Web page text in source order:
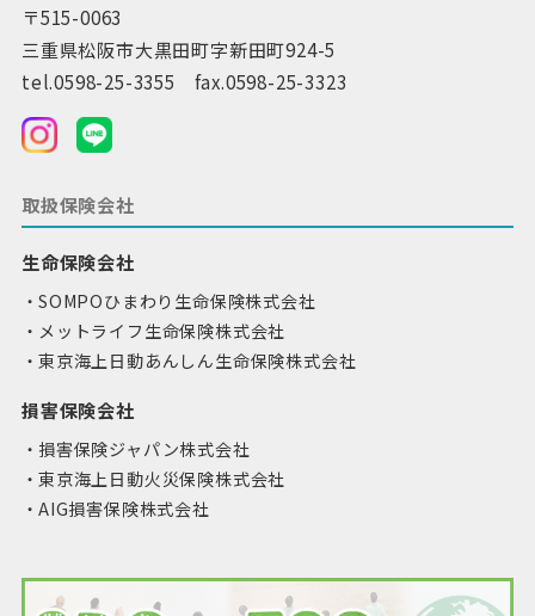
〒515-0063
三重県松阪市大黒田町字新田町924-5
tel.0598-25-3355 fax.0598-25-3323
取扱保険会社
生命保険会社
SOMPOひまわり生命保険株式会社
メットライフ生命保険株式会社
東京海上日動あんしん生命保険株式会社
損害保険会社
損害保険ジャパン株式会社
東京海上日動火災保険株式会社
AIG損害保険株式会社